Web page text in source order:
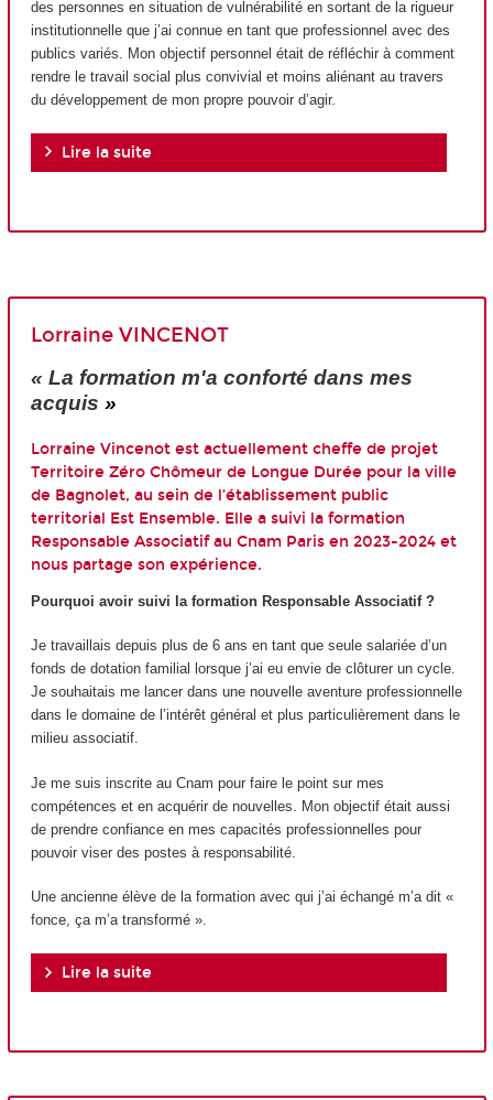
des personnes en situation de vulnérabilité en sortant de la rigueur
institutionnelle que j’ai connue en tant que professionnel avec des
publics variés. Mon objectif personnel était de réfléchir à comment
rendre le travail social plus convivial et moins aliénant au travers
du développement de mon propre pouvoir d’agir.
Lire la suite
Lorraine VINCENOT
« La formation m'a conforté dans mes
acquis »
Lorraine Vincenot est actuellement cheffe de projet
Territoire Zéro Chômeur de Longue Durée pour la ville
de Bagnolet, au sein de l’établissement public
territorial Est Ensemble. Elle a suivi la formation
Responsable Associatif au Cnam Paris en 2023-2024 et
nous partage son expérience.
Pourquoi avoir suivi la formation Responsable Associatif ?
Je travaillais depuis plus de 6 ans en tant que seule salariée d’un
fonds de dotation familial lorsque j’ai eu envie de clôturer un cycle.
Je souhaitais me lancer dans une nouvelle aventure professionnelle
dans le domaine de l’intérêt général et plus particulièrement dans le
milieu associatif.
Je me suis inscrite au Cnam pour faire le point sur mes
compétences et en acquérir de nouvelles. Mon objectif était aussi
de prendre confiance en mes capacités professionnelles pour
pouvoir viser des postes à responsabilité.
Une ancienne élève de la formation avec qui j’ai échangé m’a dit «
fonce, ça m’a transformé ».
Lire la suite